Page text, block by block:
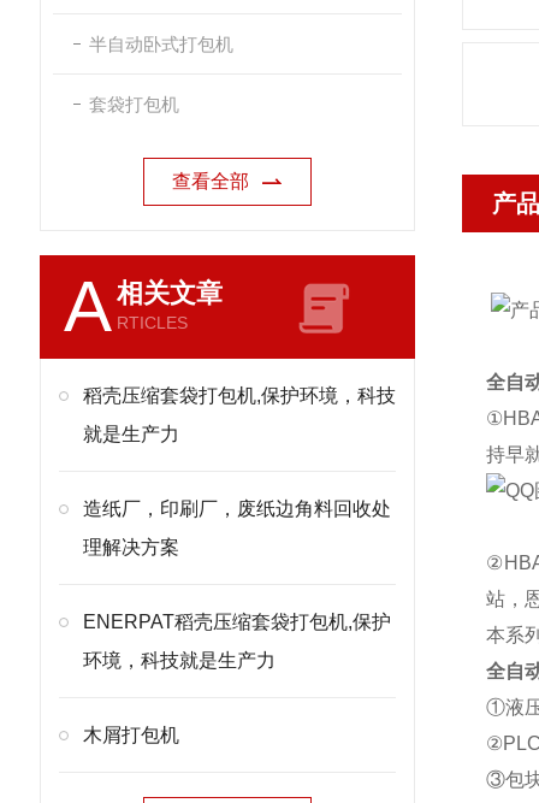
半自动卧式打包机
套袋打包机
查看全部
A相关文章
RTICLES
稻壳压缩套袋打包机,保护环境，科技
就是生产力
造纸厂，印刷厂，废纸边角料回收处
理解决方案
ENERPAT稻壳压缩套袋打包机,保护
环境，科技就是生产力
木屑打包机
产
全自
持早
站，
本系
全自
①液
③包